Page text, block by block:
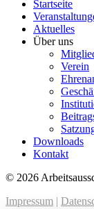
Startseite
Aktuelles
Über uns
Verein
Downloads
Kontakt
© 2026
Impressum |